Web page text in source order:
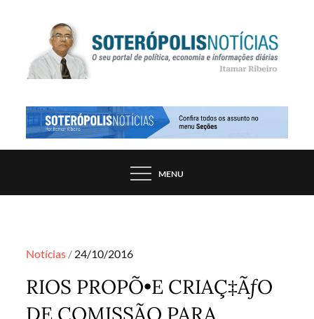
SOTERÓPOLIS NOTÍCIAS
PORTAL DE NOTÍCIAS DE SALVADOR E
MENU
Notícias Posted
24/10/2016
RIOS PROPÕ•E CRIAÇ‡ÃƒO